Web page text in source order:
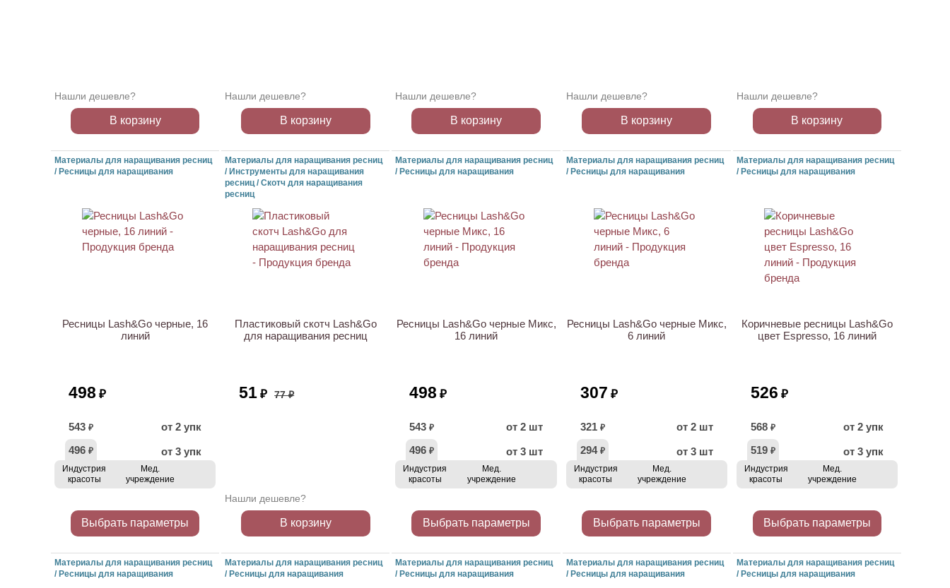
Нашли дешевле?
В корзину
Нашли дешевле?
В корзину
Нашли дешевле?
В корзину
Нашли дешевле?
В корзину
Нашли дешевле?
В корзину
Материалы для наращивания ресниц
/ Ресницы для наращивания
Ресницы Lash&Go черные, 16
линий
498 ₽
543 ₽
от 2 упк
496 ₽ от 3 упк
Индустрия
красоты
Мед.
учреждение
Выбрать параметры
Материалы для наращивания ресниц
/ Инструменты для наращивания
ресниц / Скотч для наращивания
ресниц
Пластиковый скотч Lash&Go
для наращивания ресниц
51 ₽ 77 ₽
Нашли дешевле?
В корзину
Материалы для наращивания ресниц
/ Ресницы для наращивания
Ресницы Lash&Go черные Микс,
16 линий
498 ₽
543₽
от 2 шт
496₽ от 3 шт
Индустрия
красоты
Мед.
учреждение
Выбрать параметры
Материалы для наращивания ресниц
/ Ресницы для наращивания
Ресницы Lash&Go черные Микс,
6 линий
307 ₽
321 ₽
от 2 шт
294 ₽ от 3 шт
Индустрия
красоты
Мед.
учреждение
Выбрать параметры
Материалы для наращивания ресниц
/ Ресницы для наращивания
Коричневые ресницы Lash&Go
цвет Espresso, 16 линий
526 ₽
568 ₽
от 2 упк
519 ₽ от 3 упк
Индустрия
красоты
Мед.
учреждение
Выбрать параметры
Материалы для наращивания ресниц
/ Ресницы для наращивания
Материалы для наращивания ресниц
/ Ресницы для наращивания
Материалы для наращивания ресниц
/ Ресницы для наращивания
Материалы для наращивания ресниц
/ Ресницы для наращивания
Материалы для наращивания ресниц
/ Ресницы для наращивания